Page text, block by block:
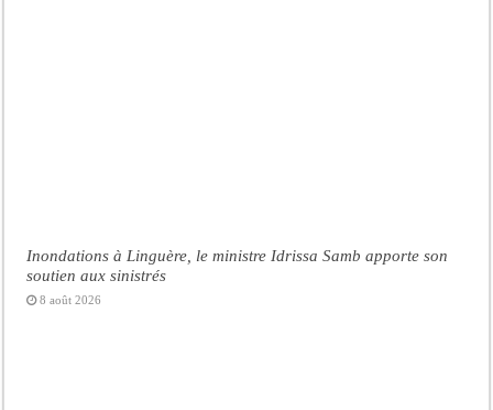
Inondations à Linguère, le ministre Idrissa Samb apporte son
soutien aux sinistrés
8 août 2026